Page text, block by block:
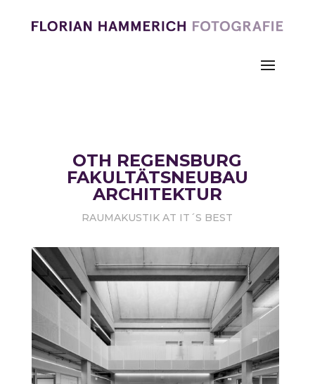
OTH REGENSBURG
FAKULTÄTSNEUBAU
ARCHITEKTUR
RAUMAKUSTIK AT IT´S BEST